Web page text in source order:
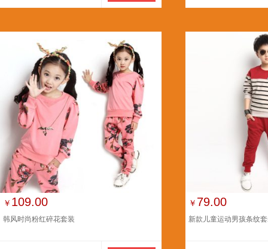
￥ 109.00
韩风时尚粉红碎花套装
￥ 79.00
新款儿童运动男孩条纹